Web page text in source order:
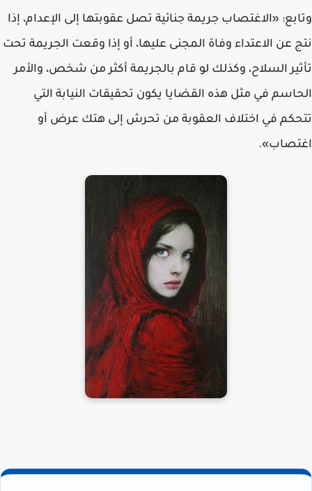
وتابع: «الاغتصاب جريمة جنائية تصل عقوبتها إلى الإعدام، إذا
نتج عن الاعتداء وفاة المجنى عليها، أو إذا وقعت الجريمة تحت
تأثير السلاح، وكذلك لو قام بالجريمة أكثر من شخص، والأمر
الحاسم في مثل هذه القضايا يكون تحقيقات النيابة التي
تتحكم في اختلاف العقوبة من تحرش إلى هتك عرض أو
اغتصاب».